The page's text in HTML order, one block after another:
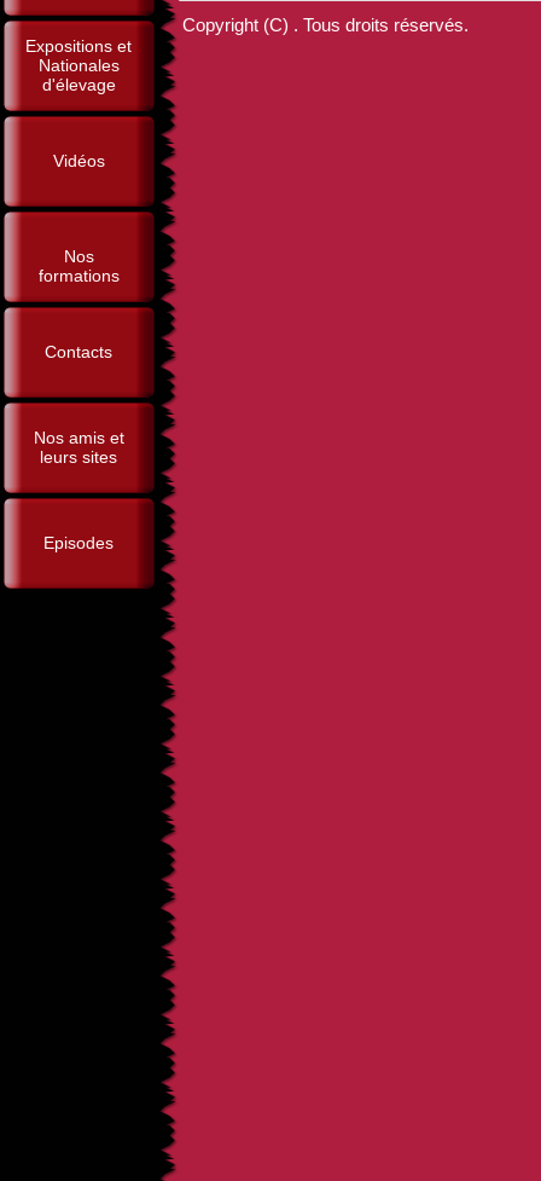
Expositions et
Nationales
d'élevage
Vidéos
Nos
formations
Contacts
Nos amis et
leurs sites
Episodes
Copyright (C) . Tous droits réservés.